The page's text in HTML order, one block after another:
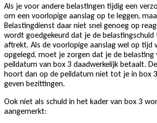
Als je voor andere belastingen tijdig een
om een voorlopige aanslag op te leggen,
Belastingdienst daar niet snel genoeg op
wordt goedgekeurd dat je de belastingschuld
aftrekt. Als de voorlopige aanslag wel op tijd
opgelegd, moet je zorgen dat je de belasting
peildatum van box 3 daadwerkelijk betaalt.
hoort dan op de peildatum niet tot je in box
geven bezittingen.
Ook niet als schuld in het kader van box 3
aangemerkt: